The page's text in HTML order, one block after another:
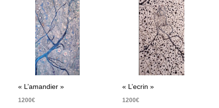
« L’amandier »
1200€
« L’ecrin »
1200€